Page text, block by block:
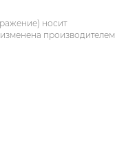
носит
производителем